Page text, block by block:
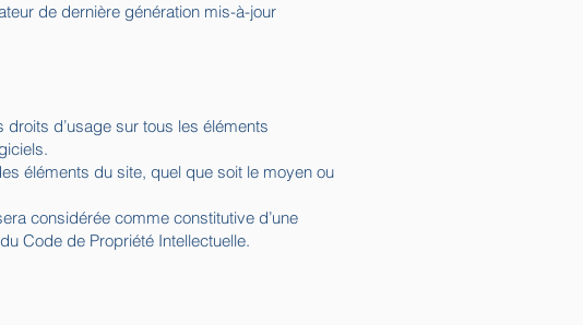
de dernière génération mis-à-jour
d’usage sur tous les éléments
éléments du site, quel que soit le moyen ou
considérée comme constitutive d’une
Code de Propriété Intellectuelle.